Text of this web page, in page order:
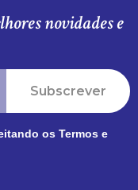
novidades e
Subscrever
os Termos e